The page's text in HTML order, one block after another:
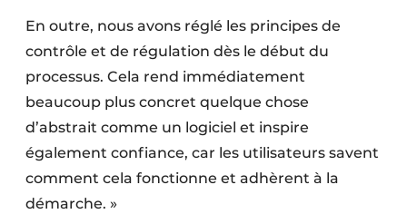
En outre, nous avons réglé les principes de
contrôle et de régulation dès le début du
processus. Cela rend immédiatement
beaucoup plus concret quelque chose
d’abstrait comme un logiciel et inspire
également confiance, car les utilisateurs savent
comment cela fonctionne et adhèrent à la
démarche. »